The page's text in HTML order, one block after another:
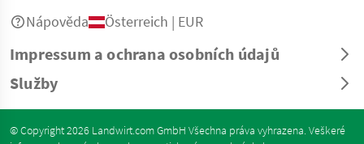
Impressum a ochrana osobních údajů
Služby
Nápověda Österreich | EUR
© Copyright 2026 Landwirt.com GmbH Všechna práva vyhrazena. Veškeré